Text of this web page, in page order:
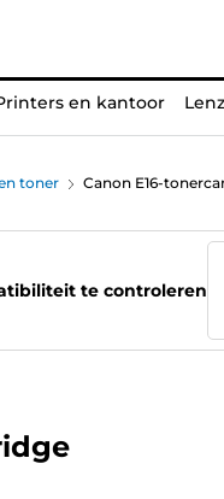
en kantoor
toner Canon E16-
te controleren